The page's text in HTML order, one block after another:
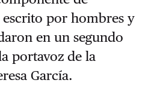
por hombres y
en un segundo
portavoz de la
García.